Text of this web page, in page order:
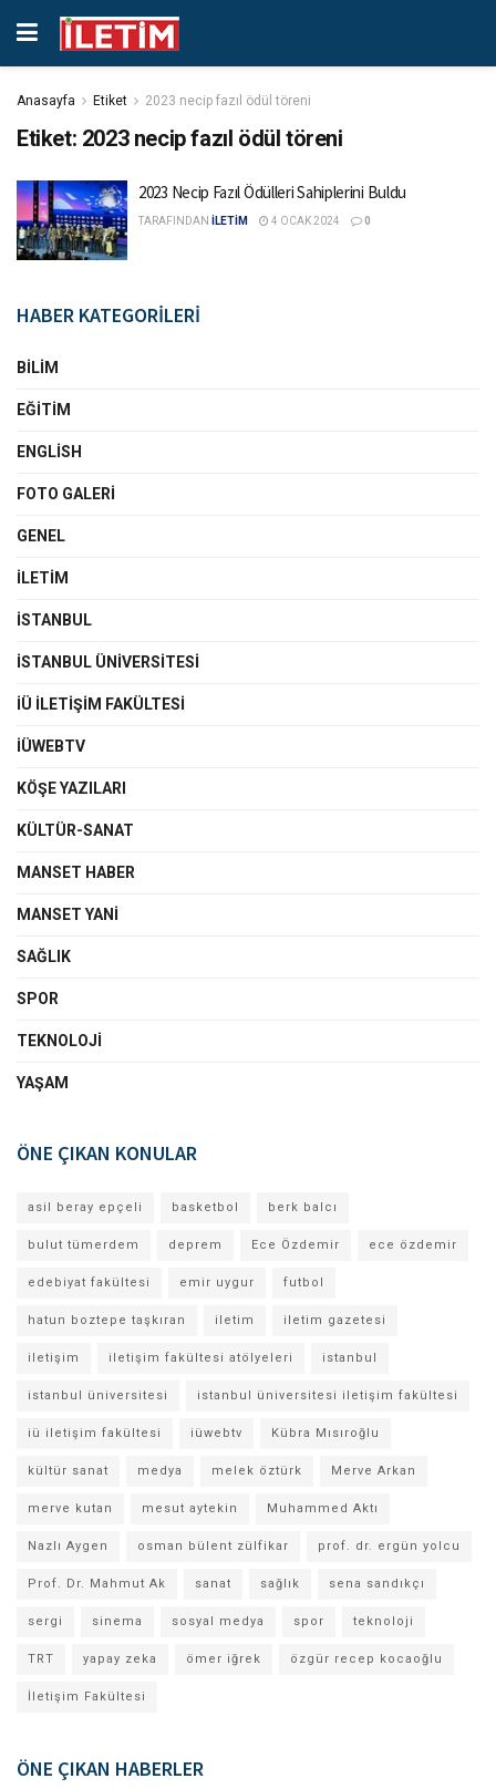
Anasayfa Etiket 2023 necip fazıl ödül töreni
Etiket: 2023 necip fazıl ödül töreni
2023 Necip Fazıl Ödülleri Sahiplerini Buldu
TARAFINDAN İLETİM 4 OCAK 2024 0
HABER KATEGORİLERİ
BILIM
EĞITIM
ENGLISH
FOTO GALERI
GENEL
İLETIM
İSTANBUL
İSTANBUL ÜNIVERSITESI
İÜ İLETIŞIM FAKÜLTESI
İÜWEBTV
KÖŞE YAZILARI
KÜLTÜR-SANAT
MANSET HABER
MANSET YANI
SAĞLIK
SPOR
TEKNOLOJI
YAŞAM
ÖNE ÇIKAN KONULAR
asil beray epçeli basketbol berk balcı
bulut tümerdem deprem Ece Özdemir ece özdemir
edebiyat fakültesi emir uygur futbol
hatun boztepe taşkıran iletim iletim gazetesi
iletişim iletişim fakültesi atölyeleri istanbul
istanbul üniversitesi istanbul üniversitesi iletişim fakültesi
iü iletişim fakültesi iüwebtv Kübra Mısıroğlu
kültür sanat medya melek öztürk Merve Arkan
merve kutan mesut aytekin Muhammed Aktı
Nazlı Aygen osman bülent zülfikar prof. dr. ergün yolcu
Prof. Dr. Mahmut Ak sanat sağlık sena sandıkçı
sergi sinema sosyal medya spor teknoloji
TRT yapay zeka ömer iğrek özgür recep kocaoğlu
İletişim Fakültesi
ÖNE ÇIKAN HABERLER